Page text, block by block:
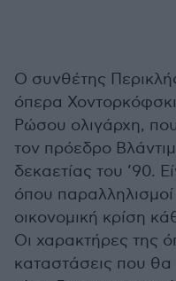
Ο συνθέτης
όπερα
Ρώσου ολιγάρχη,
τον πρόεδρο
δεκαετίας του ’90.
όπου παραλληλισμοί
οικονομική κρίση
Οι χαρακτήρες της
καταστάσεις που θα